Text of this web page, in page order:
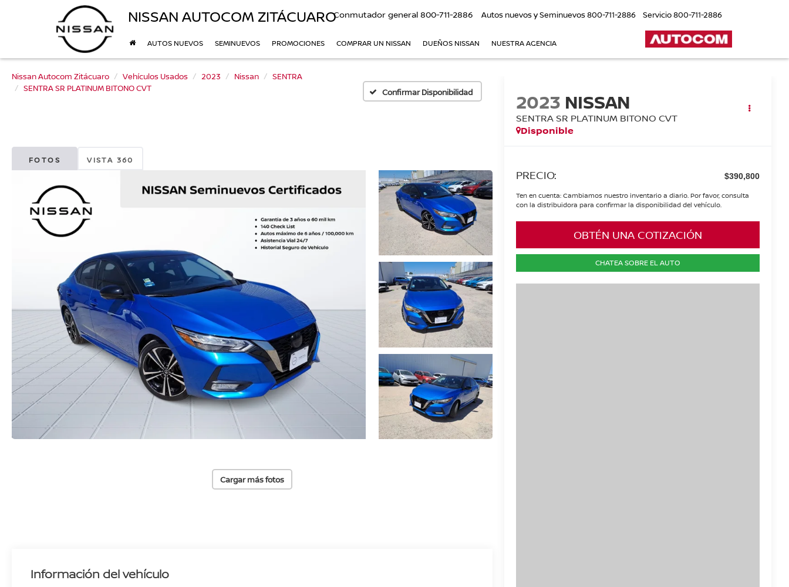
NISSAN AUTOCOM ZITÁCUAROConmutador general 800-711-2886 Autos nuevos y Seminuevos800-711-2886 Servicio800-711-2886
AUTOS NUEVOS SEMINUEVOS PROMOCIONES COMPRAR UN NISSAN DUEÑOS NISSAN NUESTRA AGENCIA
Nissan Autocom Zitácuaro Vehículos Usados 2023 Nissan
SENTRA
SENTRA SR PLATINUM BITONO CVT
Confirmar Disponibilidad
FOTOS VISTA 360
Cargar más fotos
2023 NISSAN
SENTRA SR PLATINUM BITONO CVT
Disponible
PRECIO: $390,800
Ten en cuenta: Cambiamos nuestro inventario a diario. Por favor, consulta
con la distribuidora para confirmar la disponibilidad del vehículo.
OBTÉN UNA COTIZACIÓN
CHATEA SOBRE EL AUTO
Información del vehículo